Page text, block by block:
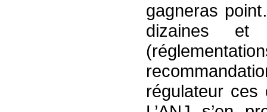
gagneras
dizaines et
régulateur